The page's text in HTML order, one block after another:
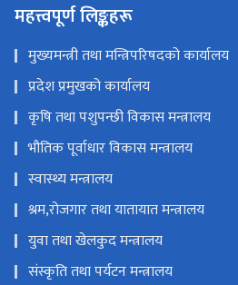
महत्त्वपूर्ण लिङ्कहरू
मुख्यमन्त्री तथा मन्त्रिपरिषदको कार्यालय
प्रदेश प्रमुखको कार्यालय
कृषि तथा पशुपन्छी विकास मन्त्रालय
भौतिक पूर्वाधार विकास मन्त्रालय
स्वास्थ्य मन्त्रालय
श्रम,रोजगार तथा यातायात मन्त्रालय
युवा तथा खेलकुद मन्त्रालय
संस्कृति तथा पर्यटन मन्त्रालय